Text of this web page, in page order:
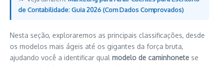
de Contabilidade: Guia 2026 (Com Dados Comprovados)
Nesta seção, exploraremos as principais classificações, desde
os modelos mais ágeis até os gigantes da força bruta,
ajudando você a identificar qual modelo de caminhonete se